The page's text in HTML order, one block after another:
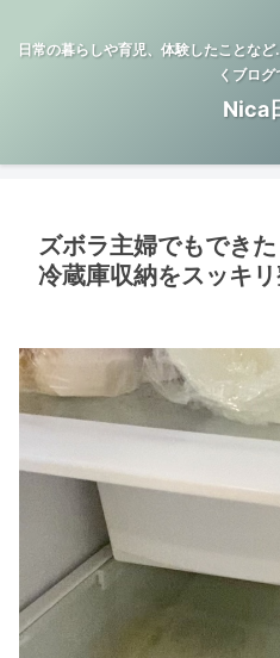
日常の暮らしや育児、体験したことな
くブロ
Nica
ズボラ主婦でもでき
冷蔵庫収納をスッキ